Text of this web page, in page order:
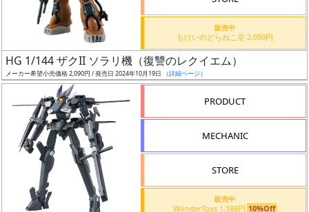
抽
選
販売中
もけいのどらねこ堂 2,090円
HG 1/144 ザクII ソラリ機（復讐のレクイエム）
メーカー希望小売価格 2,090円 / 発売日 2024年10月19日 （詳細ページ）
PRODUCT
MECHANIC
STORE
販売中
WonderToys 1,188円 10%Off